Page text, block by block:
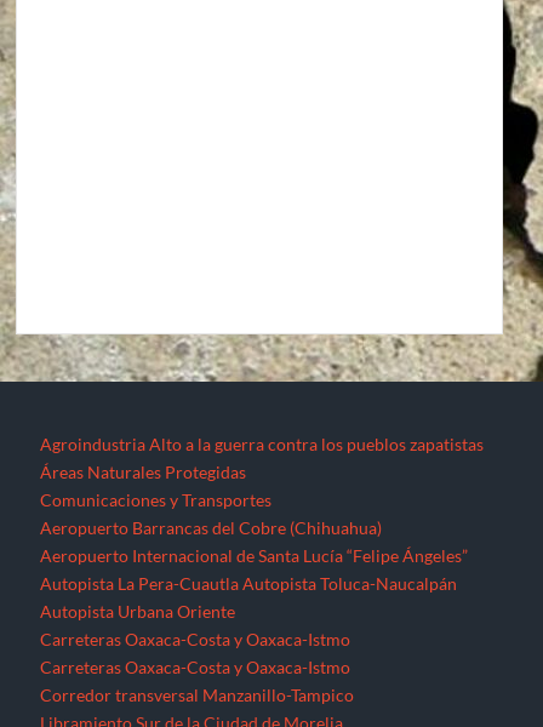
Agroindustria Alto a la guerra contra los pueblos zapatistas
Áreas Naturales Protegidas
Comunicaciones y Transportes
Aeropuerto Barrancas del Cobre (Chihuahua)
Aeropuerto Internacional de Santa Lucía “Felipe Ángeles”
Autopista La Pera-Cuautla Autopista Toluca-Naucalpán
Autopista Urbana Oriente
Carreteras Oaxaca-Costa y Oaxaca-Istmo
Carreteras Oaxaca-Costa y Oaxaca-Istmo
Corredor transversal Manzanillo-Tampico
Libramiento Sur de la Ciudad de Morelia